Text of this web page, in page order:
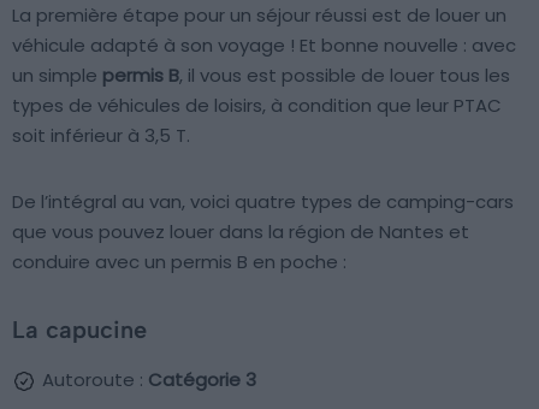
La première étape pour un séjour réussi est de louer un
véhicule adapté à son voyage ! Et bonne nouvelle : avec
un simple permis B, il vous est possible de louer tous les
types de véhicules de loisirs, à condition que leur PTAC
soit inférieur à 3,5 T.
De l’intégral au van, voici quatre types de camping-cars
que vous pouvez louer dans la région de Nantes et
conduire avec un permis B en poche :
La capucine
Autoroute : Catégorie 3